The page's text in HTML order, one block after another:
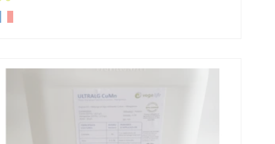
Zinc (Chélate EDTA)